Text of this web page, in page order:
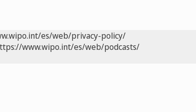
es/web/privacy-policy/
www.wipo.int/es/web/podcasts/